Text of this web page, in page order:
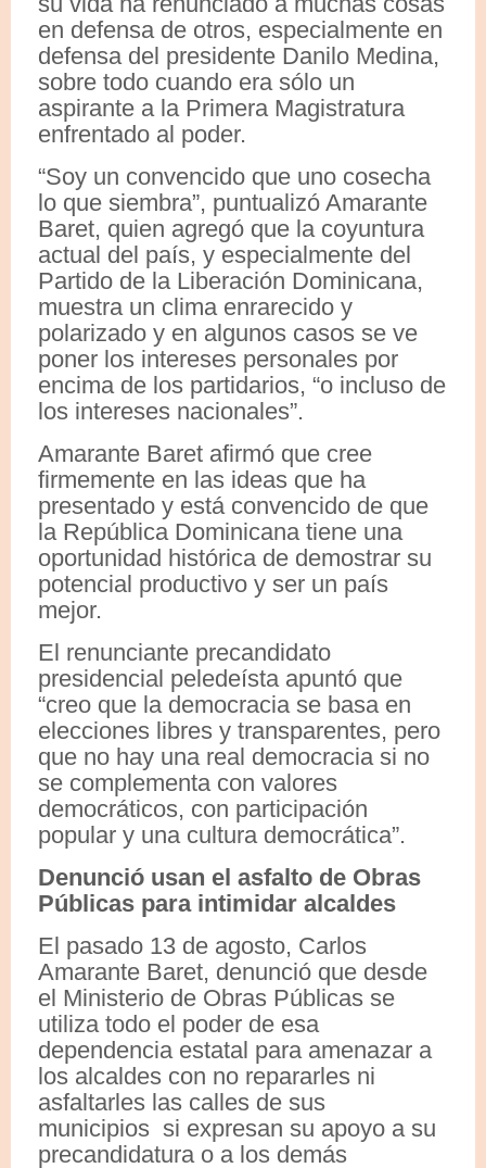
en defensa de otros, especialmente en
defensa del presidente Danilo Medina,
sobre todo cuando era sólo un
aspirante a la Primera Magistratura
enfrentado al poder.
“Soy un convencido que uno cosecha
lo que siembra”, puntualizó Amarante
Baret, quien agregó que la coyuntura
actual del país, y especialmente del
Partido de la Liberación Dominicana,
muestra un clima enrarecido y
polarizado y en algunos casos se ve
poner los intereses personales por
encima de los partidarios, “o incluso de
los intereses nacionales”.
Amarante Baret afirmó que cree
firmemente en las ideas que ha
presentado y está convencido de que
la República Dominicana tiene una
oportunidad histórica de demostrar su
potencial productivo y ser un país
mejor.
El renunciante precandidato
presidencial peledeísta apuntó que
“creo que la democracia se basa en
elecciones libres y transparentes, pero
que no hay una real democracia si no
se complementa con valores
democráticos, con participación
popular y una cultura democrática”.
Denunció usan el asfalto de Obras
Públicas para intimidar alcaldes
El pasado 13 de agosto, Carlos
Amarante Baret, denunció que desde
el Ministerio de Obras Públicas se
utiliza todo el poder de esa
dependencia estatal para amenazar a
los alcaldes con no repararles ni
asfaltarles las calles de sus
municipios si expresan su apoyo a su
precandidatura o a los demás